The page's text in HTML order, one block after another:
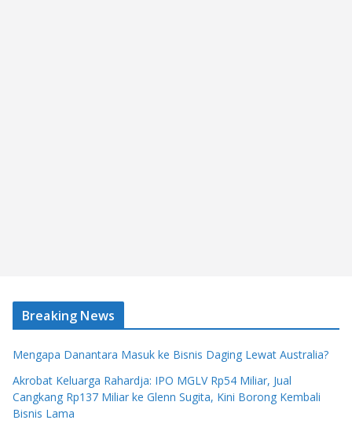
Breaking News
Mengapa Danantara Masuk ke Bisnis Daging Lewat Australia?
Akrobat Keluarga Rahardja: IPO MGLV Rp54 Miliar, Jual
Cangkang Rp137 Miliar ke Glenn Sugita, Kini Borong Kembali
Bisnis Lama